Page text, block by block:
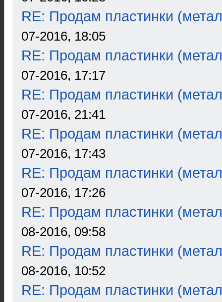
RE: Продам пластинки
07-2016, 18:05
RE: Продам пластинки
07-2016, 17:17
RE: Продам пластинки
07-2016, 21:41
RE: Продам пластинки
07-2016, 17:43
RE: Продам пластинки
07-2016, 17:26
RE: Продам пластинки
08-2016, 09:58
RE: Продам пластинки
08-2016, 10:52
RE: Продам пластинки